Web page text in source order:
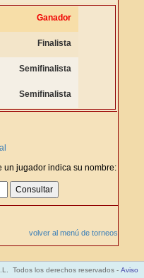
Ganador
Finalista
Semifinalista
Semifinalista
un jugador indica su nombre:
volver al menú de torneos
Todos los derechos reservados - Aviso